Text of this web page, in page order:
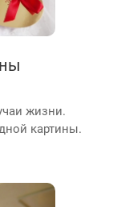
жизни.
картины.